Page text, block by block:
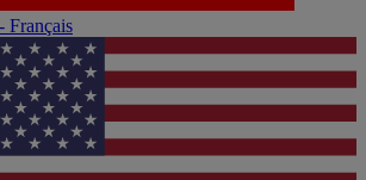
Français